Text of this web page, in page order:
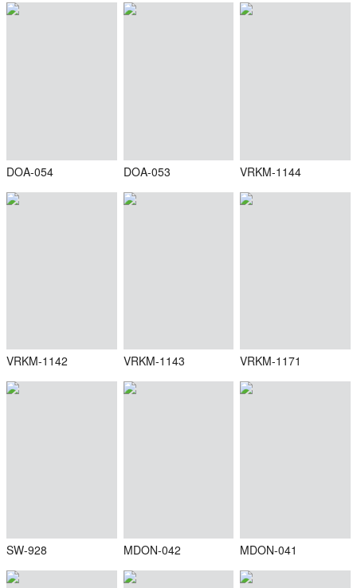
DOA-054 DOA-053 VRKM-1144
VRKM-1142 VRKM-1143 VRKM-1171
SW-928 MDON-042 MDON-041